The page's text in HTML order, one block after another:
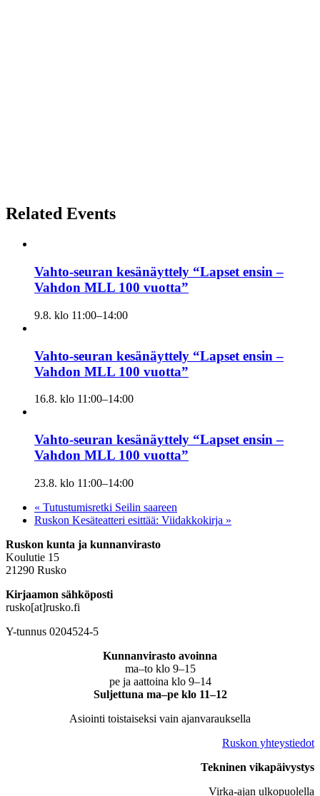
Related Events
Vahto-seuran kesänäyttely “Lapset ensin –
Vahdon MLL 100 vuotta”
9.8. klo 11:00–14:00
Vahto-seuran kesänäyttely “Lapset ensin –
Vahdon MLL 100 vuotta”
16.8. klo 11:00–14:00
Vahto-seuran kesänäyttely “Lapset ensin –
Vahdon MLL 100 vuotta”
23.8. klo 11:00–14:00
« Tutustumisretki Seilin saareen
Ruskon Kesäteatteri esittää: Viidakkokirja »
Ruskon kunta ja kunnanvirasto
Koulutie 15
21290 Rusko
Kirjaamon sähköposti
rusko[at]rusko.fi
Y-tunnus 0204524-5
Kunnanvirasto avoinna
ma–to klo 9–15
pe ja aattoina klo 9–14
Suljettuna ma–pe klo 11–12
Asiointi toistaiseksi vain ajanvarauksella
Ruskon yhteystiedot
Tekninen vikapäivystys
Virka-ajan ulkopuolella